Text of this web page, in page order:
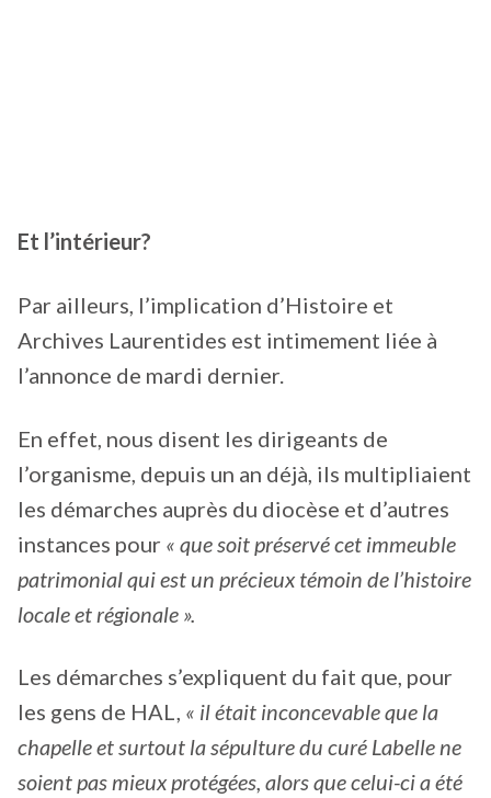
Et l’intérieur?
Par ailleurs, l’implication d’Histoire et
Archives Laurentides est intimement liée à
l’annonce de mardi dernier.
En effet, nous disent les dirigeants de
l’organisme, depuis un an déjà, ils multipliaient
les démarches auprès du diocèse et d’autres
instances pour « que soit préservé cet immeuble
patrimonial qui est un précieux témoin de l’histoire
locale et régionale ».
Les démarches s’expliquent du fait que, pour
les gens de HAL, « il était inconcevable que la
chapelle et surtout la sépulture du curé Labelle ne
soient pas mieux protégées, alors que celui-ci a été